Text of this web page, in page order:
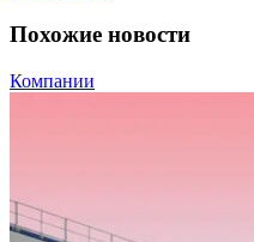
Похожие новости
Компании